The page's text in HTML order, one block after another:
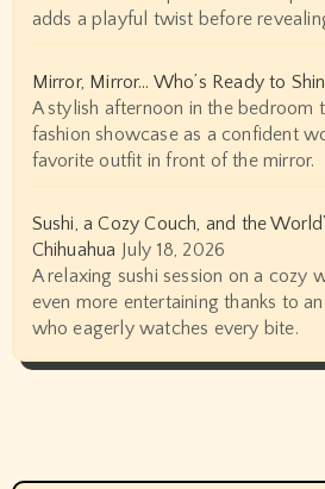
adds a playful twist before
Mirror, Mirror… Who’s Ready to
A stylish afternoon in the bedroom
fashion showcase as a confident
favorite outfit in front of the mirror.
Sushi, a Cozy Couch, and the
Chihuahua July 18, 2026
A relaxing sushi session on a cozy
even more entertaining thanks to
who eagerly watches every bite.